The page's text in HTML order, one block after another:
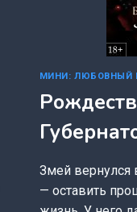
МИНИ: ЛЮБОВНЫЙ
Змей вернулся
— оставить